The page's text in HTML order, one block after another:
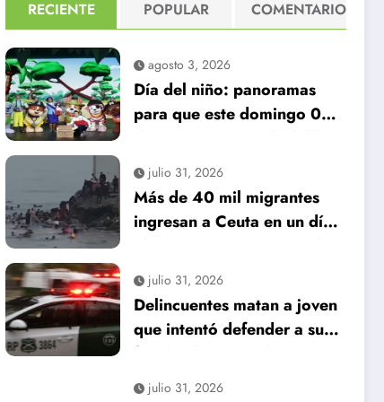
RECIENTE POPULAR COMENTARIO
agosto 3, 2026
Día del niño: panoramas
para que este domingo 09
julio 31, 2026
Más de 40 mil migrantes
ingresan a Ceuta en un día:
crisis.
julio 31, 2026
Delincuentes matan a joven
que intentó defender a su
familia durante robo en
Huechuraba
julio 31, 2026